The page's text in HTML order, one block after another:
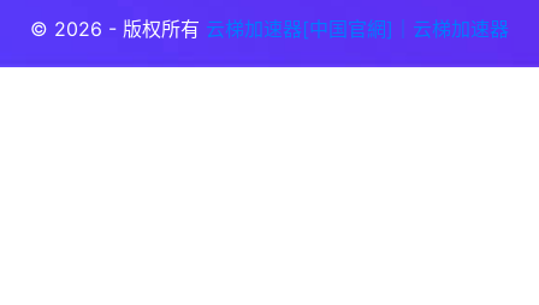
© 2026 - 版权所有 云梯加速器[中国官網]｜云梯加速器